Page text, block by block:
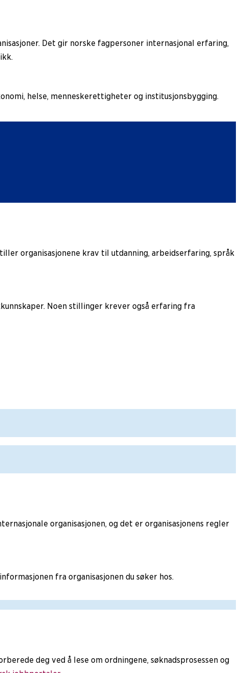
Det gir norske fagpersoner internasjonal erfaring,
helse, menneskerettigheter og institusjonsbygging.
organisasjonene krav til utdanning, arbeidserfaring, språk
Noen stillinger krever også erfaring fra
organisasjonen, og det er organisasjonens regler
fra organisasjonen du søker hos.
deg ved å lese om ordningene, søknadsprosessen og